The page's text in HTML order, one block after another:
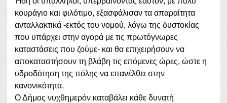
κουράγιο και φιλότιμο, εξασφάλισαν τα απαραίτητα
ανταλλακτικά -εκτός του νομού, λόγω της δυστοκίας
που υπάρχει στην αγορά με τις πρωτόγνωρες
καταστάσεις που ζούμε- και θα επιχειρήσουν να
αποκαταστήσουν τη βλάβη τις επόμενες ώρες, ώστε η
υδροδότηση της πόλης να επανέλθει στην
κανονικότητα.
Ο Δήμος νυχθημερόν καταβάλει κάθε δυνατή